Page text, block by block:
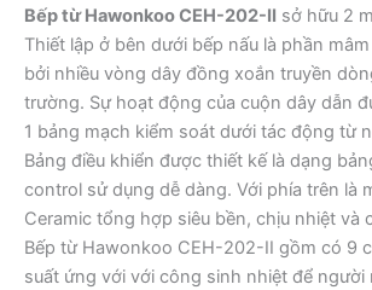
Bếp từ Hawonkoo CEH-202-II sở hữu 2
Thiết lập ở bên dưới bếp nấu là phần
bởi nhiều vòng dây đồng xoắn truyền
trường. Sự hoạt động của cuộn dây dẫn
1 bảng mạch kiểm soát dưới tác động từ
Bảng điều khiển được thiết kế là dạng
control sử dụng dễ dàng. Với phía trên là
Ceramic tổng hợp siêu bền, chịu nhiệt và
Bếp từ Hawonkoo CEH-202-II gồm có 9
suất ứng với với công sinh nhiệt để người